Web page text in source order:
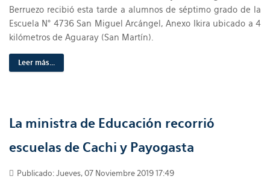
Berruezo recibió esta tarde a alumnos de séptimo grado de la
Escuela N° 4736 San Miguel Arcángel, Anexo Ikira ubicado a 4
kilómetros de Aguaray (San Martín).
Leer más...
La ministra de Educación recorrió
escuelas de Cachi y Payogasta
Publicado: Jueves, 07 Noviembre 2019 17:49